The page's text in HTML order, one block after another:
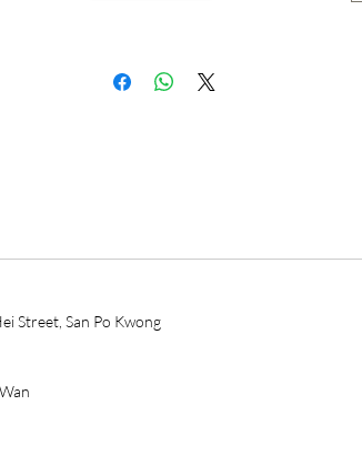
近年來會出現如此演變？又是什
原因催化了這種現象？
問題。書中從美式文化的實例
係等層面，列舉出各樣例證及數
Street, San Po Kwong